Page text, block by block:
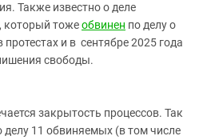
Также известно о деле
который тожеобвинен по делу о
и в сентябре 2025 года
свободы.
закрытость процессов. Так
11 обвиняемых (в том числе